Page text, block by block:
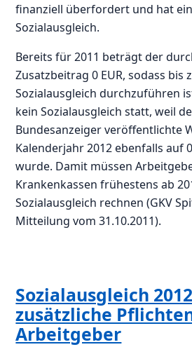
finanziell überfordert und hat
Sozialausgleich.
Bereits für 2011 beträgt der
Zusatzbeitrag 0 EUR, sodass bis
Sozialausgleich durchzuführen
kein Sozialausgleich statt, weil
Bundesanzeiger veröffentlichte
Kalenderjahr 2012 ebenfalls auf
wurde. Damit müssen
Krankenkassen frühestens ab
Sozialausgleich rechnen (GKV
Mitteilung vom 31.10.2011).
Sozialausgleich
zusätzliche
Arbeitgeber